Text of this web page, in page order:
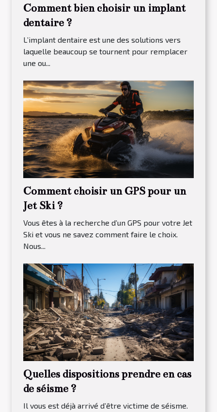
Comment bien choisir un implant
dentaire ?
L’implant dentaire est une des solutions vers
laquelle beaucoup se tournent pour remplacer
une ou...
Comment choisir un GPS pour un
Jet Ski ?
Vous êtes à la recherche d’un GPS pour votre Jet
Ski et vous ne savez comment faire le choix.
Nous...
Quelles dispositions prendre en cas
de séisme ?
Il vous est déjà arrivé d’être victime de séisme.